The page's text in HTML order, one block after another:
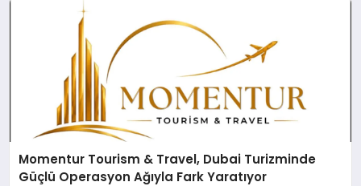
Momentur Tourism & Travel, Dubai Turizminde
Güçlü Operasyon Ağıyla Fark Yaratıyor